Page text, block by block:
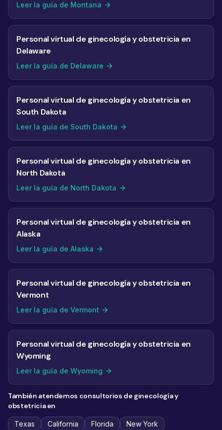
Leer la guía de Montana
Personal virtual de ginecología y obstetricia en
Delaware
Leer la guía de Delaware
Personal virtual de ginecología y obstetricia en
South Dakota
Leer la guía de South Dakota
Personal virtual de ginecología y obstetricia en
North Dakota
Leer la guía de North Dakota
Personal virtual de ginecología y obstetricia en
Alaska
Leer la guía de Alaska
Personal virtual de ginecología y obstetricia en
Vermont
Leer la guía de Vermont
Personal virtual de ginecología y obstetricia en
Wyoming
Leer la guía de Wyoming
También atendemos consultorios de ginecología y
obstetricia en
Texas California Florida
New York